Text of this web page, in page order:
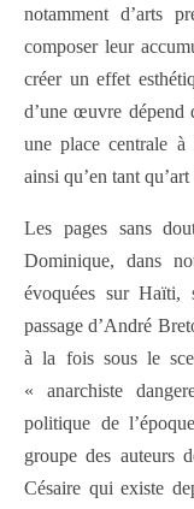
notamment d’arts
composer leur
créer un effet
d’une œuvre dépend
une place centrale à
ainsi qu’en tant
Les pages sans
Dominique, dans
évoquées sur Haïti,
passage d’André
à la fois sous le
« anarchiste
politique de
groupe des auteurs
Césaire qui existe